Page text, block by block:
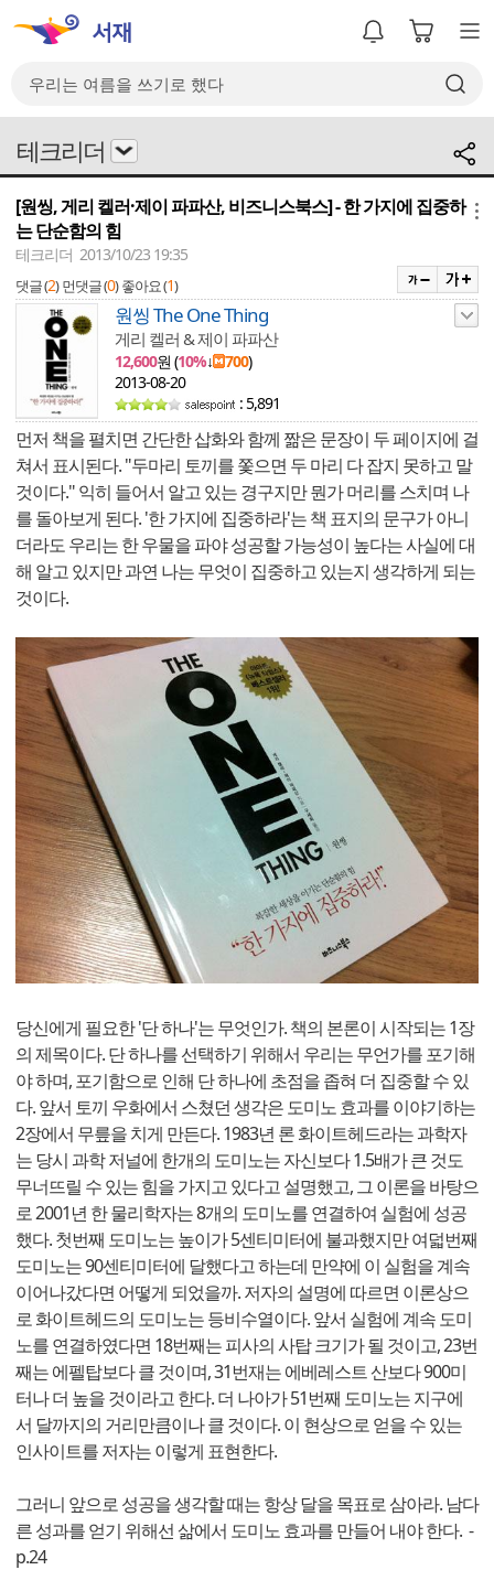
테크리더
[원씽, 게리 켈러·제이 파파산, 비즈니스북스] - 한 가지에 집중하
는 단순함의 힘
테크리더 2013/10/23 19:35
댓글 (2) 먼댓글 (0) 좋아요 (1)
원씽 The One Thing
게리 켈러 & 제이 파파산
12,600원 (10%↓ 700)
2013-08-20
: 5,891
먼저 책을 펼치면 간단한 삽화와 함께 짦은 문장이 두 페이지에 걸
쳐서 표시된다. "두마리 토끼를 쫓으면 두 마리 다 잡지 못하고 말
것이다." 익히 들어서 알고 있는 경구지만 뭔가 머리를 스치며 나
를 돌아보게 된다. '한 가지에 집중하라'는 책 표지의 문구가 아니
더라도 우리는 한 우물을 파야 성공할 가능성이 높다는 사실에 대
해 알고 있지만 과연 나는 무엇이 집중하고 있는지 생각하게 되는
것이다.
당신에게 필요한 '단 하나'는 무엇인가. 책의 본론이 시작되는 1장
의 제목이다. 단 하나를 선택하기 위해서 우리는 무언가를 포기해
야 하며, 포기함으로 인해 단 하나에 초점을 좁혀 더 집중할 수 있
다. 앞서 토끼 우화에서 스쳤던 생각은 도미노 효과를 이야기하는
2장에서 무릎을 치게 만든다. 1983년 론 화이트헤드라는 과학자
는 당시 과학 저널에 한개의 도미노는 자신보다 1.5배가 큰 것도
무너뜨릴 수 있는 힘을 가지고 있다고 설명했고, 그 이론을 바탕으
로 2001년 한 물리학자는 8개의 도미노를 연결하여 실험에 성공
했다. 첫번째 도미노는 높이가 5센티미터에 불과했지만 여덟번째
도미노는 90센티미터에 달했다고 하는데 만약에 이 실험을 계속
이어나갔다면 어떻게 되었을까. 저자의 설명에 따르면 이론상으
로 화이트헤드의 도미노는 등비수열이다. 앞서 실험에 계속 도미
노를 연결하였다면 18번째는 피사의 사탑 크기가 될 것이고, 23번
째는 에펠탑보다 클 것이며, 31번재는 에베레스트 산보다 900미
터나 더 높을 것이라고 한다. 더 나아가 51번째 도미노는 지구에
서 달까지의 거리만큼이나 클 것이다. 이 현상으로 얻을 수 있는
인사이트를 저자는 이렇게 표현한다.
그러니 앞으로 성공을 생각할 때는 항상 달을 목표로 삼아라. 남다
른 성과를 얻기 위해선 삶에서 도미노 효과를 만들어 내야 한다. -
p.24